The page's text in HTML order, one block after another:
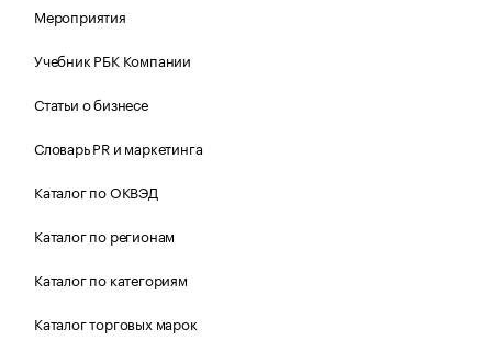
Мероприятия
Учебник РБК Компании
Статьи о бизнесе
Словарь PR и маркетинга
Каталог по ОКВЭД
Каталог по регионам
Каталог по категориям
Каталог торговых марок